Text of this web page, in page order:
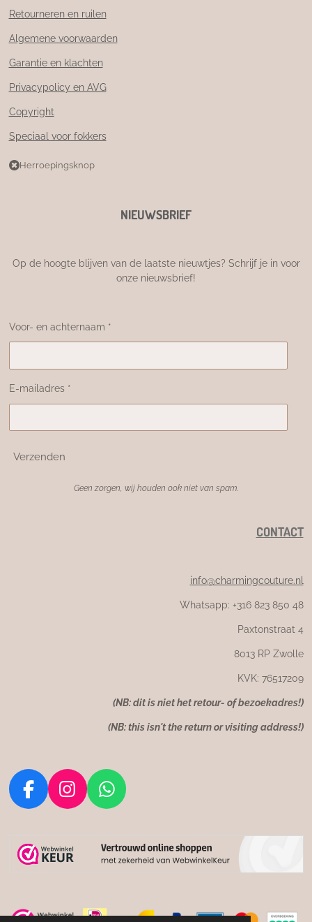
Retourneren en ruilen
Algemene voorwaarden
Garantie en klachten
Privacypolicy en AVG
Copyright
Speciaal voor fokkers
Herroepingsknop
NIEUWSBRIEF
Op de hoogte blijven van de laatste nieuwtjes? Schrijf je in voor
onze nieuwsbrief!
Voor- en achternaam *
E-mailadres *
Verzenden
Geen zorgen, wij houden ook niet van spam.
CONTACT
info@charmingcouture.nl
Whatsapp: +316 823 850 48
Paxtonstraat 4
8013 RP Zwolle
KVK: 76517209
(NB: dit is niet het retour- of bezoekadres!)
(NB: this isn't the return or visiting address!)
F
e
o
I
t
r
W
t
p